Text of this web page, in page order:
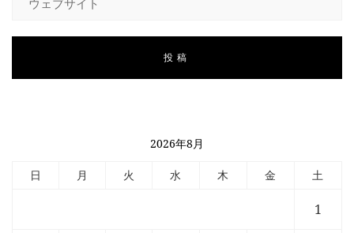
2026年8月
日 月 火 水 木 金 土
1